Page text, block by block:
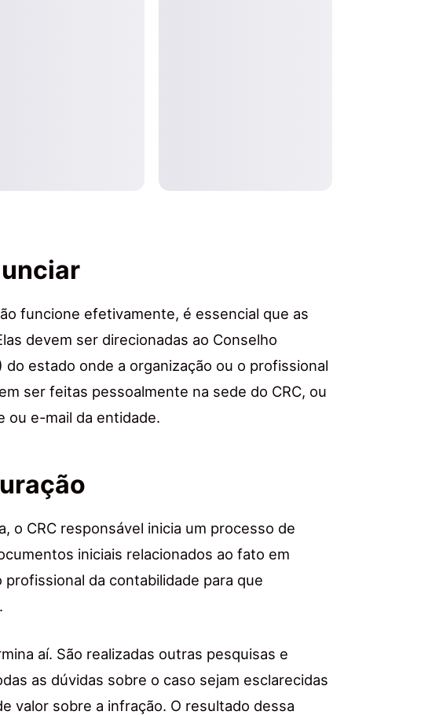
funcione efetivamente, é essencial que as
devem ser direcionadas ao Conselho
do estado onde a organização ou o profissional
ser feitas pessoalmente na sede do CRC, ou
ou e-mail da entidade.
o CRC responsável inicia um processo de
iniciais relacionados ao fato em
da contabilidade para que
aí. São realizadas outras pesquisas e
as dúvidas sobre o caso sejam esclarecidas
valor sobre a infração. O resultado dessa